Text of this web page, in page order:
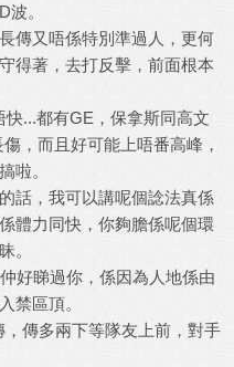
。
傳又唔係特別準過人，更何
得著，去打反擊，前面根本
...都有GE，保拿斯同高文
，而且好可能上唔番高峰，
啦。
話，我可以講呢個諗法真係
體力同快，你夠膽係呢個環
。
好睇過你，係因為人地係由
禁區頂。
傳多兩下等隊友上前，對手